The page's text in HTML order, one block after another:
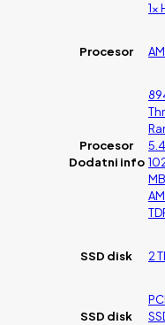
1x
Procesor
Procesor
Dodatni info
SSD disk 2
SSD disk